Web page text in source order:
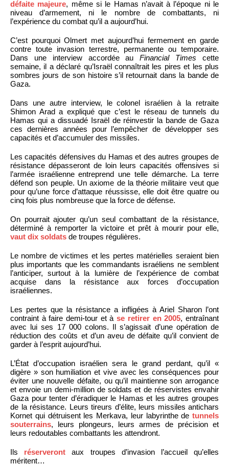
défaite majeure, même si le Hamas n’avait à l’époque ni le
niveau d’armement, ni le nombre de combattants, ni
l’expérience du combat qu’il a aujourd’hui.
C’est pourquoi Olmert met aujourd’hui fermement en garde
contre toute invasion terrestre, permanente ou temporaire.
Dans une interview accordée auFinancial Times cette
semaine, il a déclaré qu’Israël connaîtrait les pires et les plus
sombres jours de son histoire s’il retournait dans la bande de
Gaza.
Dans une autre interview, le colonel israélien à la retraite
Shimon Arad a expliqué que c’est le réseau de tunnels du
Hamas qui a dissuadé Israël de réinvestir la bande de Gaza
ces dernières années pour l’empêcher de développer ses
capacités et d’accumuler des missiles.
Les capacités défensives du Hamas et des autres groupes de
résistance dépasseront de loin leurs capacités offensives si
l’armée israélienne entreprend une telle démarche. La terre
défend son peuple. Un axiome de la théorie militaire veut que
pour qu’une force d’attaque réussisse, elle doit être quatre ou
cinq fois plus nombreuse que la force de défense.
On pourrait ajouter qu’un seul combattant de la résistance,
déterminé à remporter la victoire et prêt à mourir pour elle,
vaut dix soldats de troupes régulières.
Le nombre de victimes et les pertes matérielles seraient bien
plus importants que les commandants israéliens ne semblent
l’anticiper, surtout à la lumière de l’expérience de combat
acquise dans la résistance aux forces d’occupation
israéliennes.
Les pertes que la résistance a infligées à Ariel Sharon l’ont
contraint à faire demi-tour et àse retirer en 2005, entraînant
avec lui ses 17 000 colons. Il s’agissait d’une opération de
réduction des coûts et d’un aveu de défaite qu’il convient de
garder à l’esprit aujourd’hui.
L’État d’occupation israélien sera le grand perdant, qu’il «
digère » son humiliation et vive avec les conséquences pour
éviter une nouvelle défaite, ou qu’il maintienne son arrogance
et envoie un demi-million de soldats et de réservistes envahir
Gaza pour tenter d’éradiquer le Hamas et les autres groupes
de la résistance. Leurs tireurs d’élite, leurs missiles antichars
Kornet qui détruisent les Merkava, leur labyrinthe de tunnels
souterrains, leurs plongeurs, leurs armes de précision et
leurs redoutables combattants les attendront.
Ils réserveront aux troupes d’invasion l’accueil qu’elles
méritent…